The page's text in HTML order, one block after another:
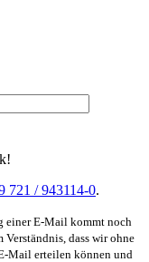
721 / 943114-0.
einer E-Mail kommt noch
dass wir ohne
Mail erteilen können und